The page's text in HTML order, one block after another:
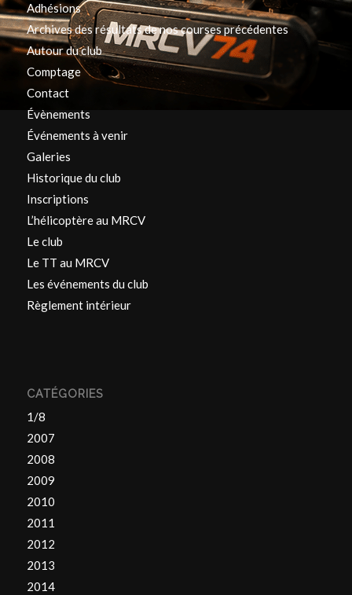
Adhésions
Archives des résultats de nos courses précédentes
Autour du club
Comptage
Contact
Évènements
Événements à venir
Galeries
Historique du club
Inscriptions
L’hélicoptère au MRCV
Le club
Le TT au MRCV
Les événements du club
Règlement intérieur
CATÉGORIES
1/8
2007
2008
2009
2010
2011
2012
2013
2014